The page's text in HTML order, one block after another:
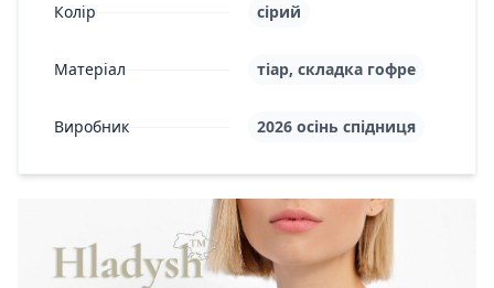
Колір сірий
Матеріал тіар, складка гофре
Виробник 2026 осінь спідниця